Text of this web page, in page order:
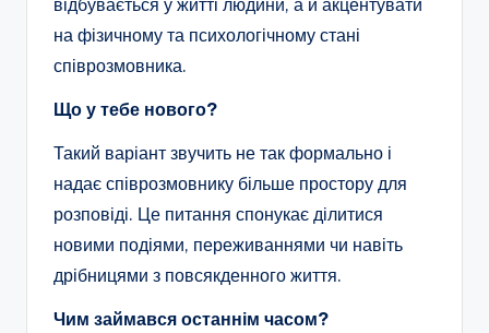
на фізичному та психологічному стані
співрозмовника.
Що у тебе нового?
Такий варіант звучить не так формально і
надає співрозмовнику більше простору для
розповіді. Це питання спонукає ділитися
новими подіями, переживаннями чи навіть
дрібницями з повсякденного життя.
Чим займався останнім часом?